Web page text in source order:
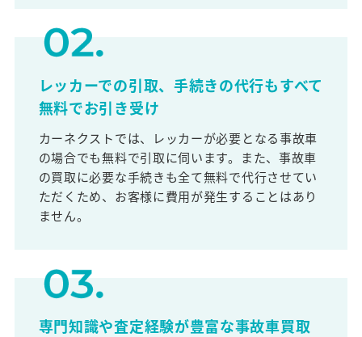
レッカーでの引取、手続きの代行もすべて
無料でお引き受け
カーネクストでは、レッカーが必要となる事故車
の場合でも無料で引取に伺います。また、事故車
の買取に必要な手続きも全て無料で代行させてい
ただくため、お客様に費用が発生することはあり
ません。
専門知識や査定経験が豊富な事故車買取